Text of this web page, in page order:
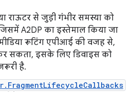
राऊटर से जुड़ी गंभीर समस्या को
A2DP का इस्तेमाल किया जा
रूटिंग एपीआई की वजह से,
सकता, इसके लिए डिवाइस को
है.